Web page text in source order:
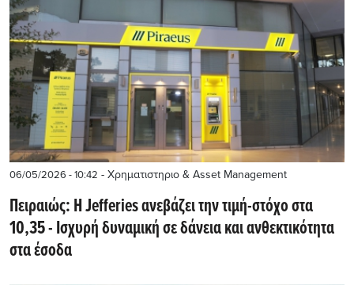
06/05/2026 - 10:42 - Χρηματιστηριο & Asset Management
Πειραιώς: Η Jefferies ανεβάζει την τιμή-στόχο στα
10,35 - Ισχυρή δυναμική σε δάνεια και ανθεκτικότητα
στα έσοδα